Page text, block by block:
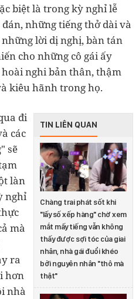
biệt là trong kỳ nghỉ lễ
những tiếng thở dài và
lời dị nghị, bàn tán
cho những cô gái ấy
nghi bản thân, thậm
kiêu hãnh trong họ.
TIN LIÊN QUAN
Chàng trai phát sốt khi
"lấy số xếp hàng" chờ xem
mắt mấy tiếng vẫn không
thấy được sợi tóc của giai
nhân, nhà gái đuổi khéo
bởi nguyên nhân "thô mà
thật"
đi
các
sẽ
làn
nghỉ
mà
ra
hơn
nhà